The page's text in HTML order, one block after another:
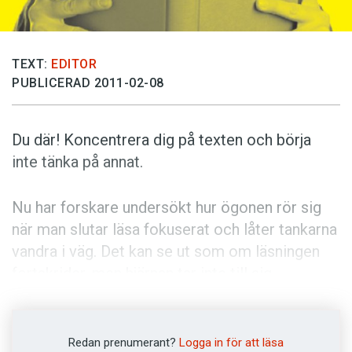
Anmäl till språkpolisen
Föreslå nyord
Annonsera
Press
TEXT: EDITOR
PUBLICERAD 2011-02-08
Du där! Koncentrera dig på texten och börja
inte tänka på annat.
Nu har forskare undersökt hur ögonen rör sig
när man slutar läsa fokuserat och låter tankarna
vandra i väg. Det kan se ut som om läsningen
Erik Reichle, forskare i psykologi vid
Redan prenumerant? Logga in för att läsa